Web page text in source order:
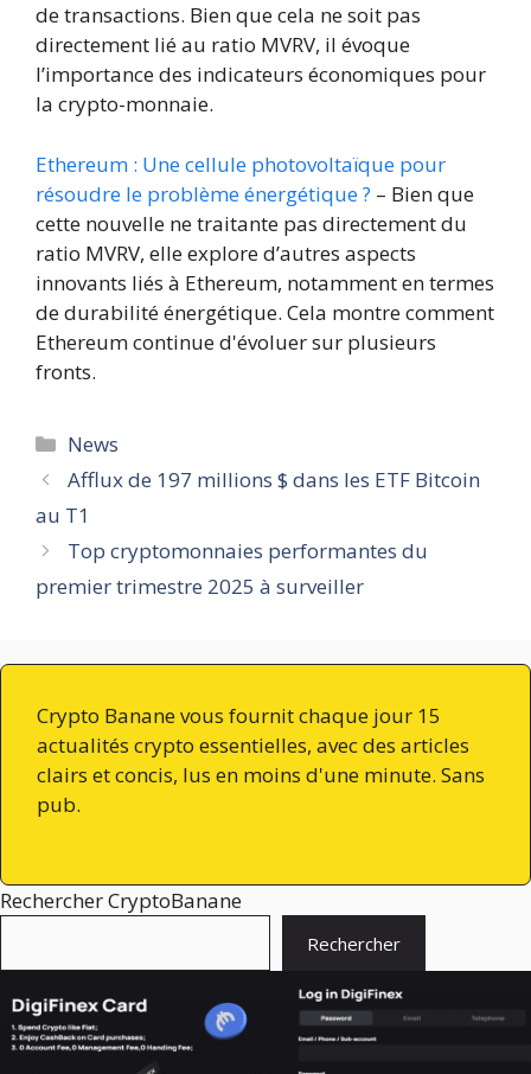
de transactions. Bien que cela ne soit pas
directement lié au ratio MVRV, il évoque
l’importance des indicateurs économiques pour
la crypto-monnaie.
Ethereum : Une cellule photovoltaïque pour
résoudre le problème énergétique ? – Bien que
cette nouvelle ne traitante pas directement du
ratio MVRV, elle explore d’autres aspects
innovants liés à Ethereum, notamment en termes
de durabilité énergétique. Cela montre comment
Ethereum continue d'évoluer sur plusieurs
fronts.
Catégories
News
Afflux de 197 millions $ dans les ETF Bitcoin
au T1
Top cryptomonnaies performantes du
premier trimestre 2025 à surveiller
Crypto Banane vous fournit chaque jour 15
actualités crypto essentielles, avec des articles
clairs et concis, lus en moins d'une minute. Sans
pub.
Rechercher CryptoBanane
Rechercher